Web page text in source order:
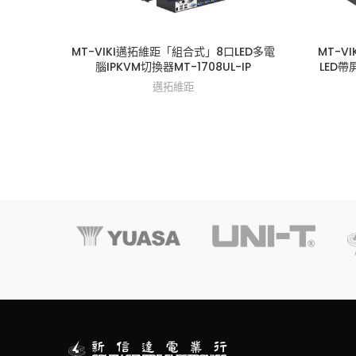
MT-VIKI邁拓維距「組合式」8口LED多電
腦IPKVM切換器MT-1708UL-IP
邁拓維距
MT-
LED